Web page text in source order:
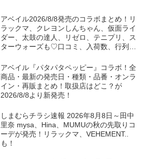
アベイル2026/8/8発売のコラボまとめ！リ
ラックマ、クレヨンしんちゃん、仮面ライ
ダー、太鼓の達人、リゼロ、テニプリ、ス
ターウォーズも♡口コミ、入荷数、行列、
アベイル『パタパタペッピー』コラボ！全
商品・最新の発売日・種類・品番・オンラ
イン・再販まとめ！取扱店はどこ？が
2026/8/8より新発売！
しまむらチラシ速報 2026年8月8日～田中
里奈 mysa、Hina、MUMUの秋の先取りコ
ーデが発売！リラックマ、VEHEMENT..
も！